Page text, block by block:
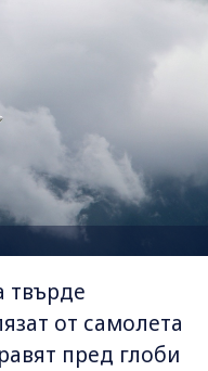
твърде
от самолета
пред глоби